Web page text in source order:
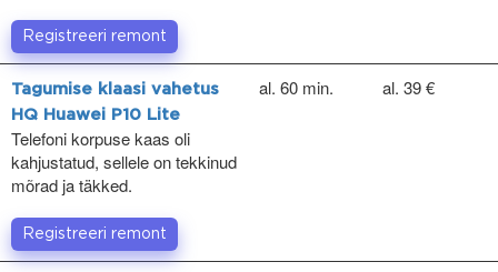
Registreeri remont
Tagumise klaasi vahetus
HQ Huawei P10 Lite
Telefoni korpuse kaas oli
kahjustatud, sellele on tekkinud
mõrad ja täkked.
al. 60 min. al. 39 €
Registreeri remont